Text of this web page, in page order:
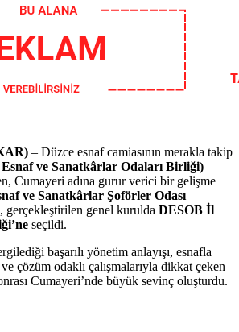
– Düzce esnaf camiasının merakla takip
ve Sanatkârlar Odaları Birliği)
Cumayeri adına gurur verici bir gelişme
ve Sanatkârlar Şoförler Odası
, gerçekleştirilen genel kurulda DESOB İl
seçildi.
başarılı yönetim anlayışı, esnafla
çözüm odaklı çalışmalarıyla dikkat çeken
Cumayeri’nde büyük sevinç oluşturdu.